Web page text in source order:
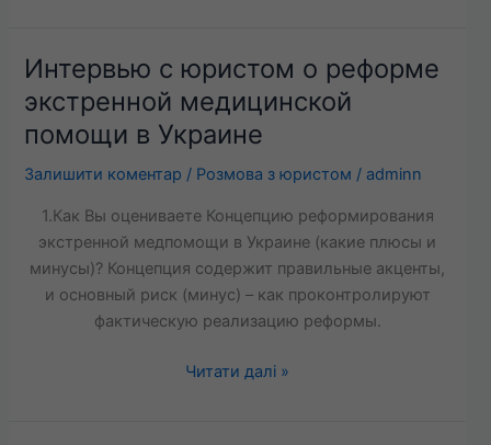
Интервью с юристом о реформе
экстренной медицинской
помощи в Украине
Залишити коментар / Розмова з юристом / adminn
1.Как Вы оцениваете Концепцию реформирования
экстренной медпомощи в Украине (какие плюсы и
минусы)? Концепция содержит правильные акценты,
и основный риск (минус) – как проконтролируют
фактическую реализацию реформы.
Интервью
юристом
о
реформе
медицинской
помощи
в
Украине
Читати далі »